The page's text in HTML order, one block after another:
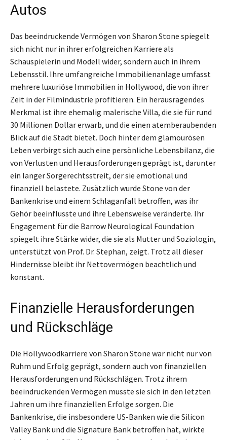
Autos
Das beeindruckende Vermögen von Sharon Stone spiegelt
sich nicht nur in ihrer erfolgreichen Karriere als
Schauspielerin und Modell wider, sondern auch in ihrem
Lebensstil. Ihre umfangreiche Immobilienanlage umfasst
mehrere luxuriöse Immobilien in Hollywood, die von ihrer
Zeit in der Filmindustrie profitieren. Ein herausragendes
Merkmal ist ihre ehemalig malerische Villa, die sie für rund
30 Millionen Dollar erwarb, und die einen atemberaubenden
Blick auf die Stadt bietet. Doch hinter dem glamourösen
Leben verbirgt sich auch eine persönliche Lebensbilanz, die
von Verlusten und Herausforderungen geprägt ist, darunter
ein langer Sorgerechtsstreit, der sie emotional und
finanziell belastete. Zusätzlich wurde Stone von der
Bankenkrise und einem Schlaganfall betroffen, was ihr
Gehör beeinflusste und ihre Lebensweise veränderte. Ihr
Engagement für die Barrow Neurological Foundation
spiegelt ihre Stärke wider, die sie als Mutter und Soziologin,
unterstützt von Prof. Dr. Stephan, zeigt. Trotz all dieser
Hindernisse bleibt ihr Nettovermögen beachtlich und
konstant.
Finanzielle Herausforderungen
und Rückschläge
Die Hollywoodkarriere von Sharon Stone war nicht nur von
Ruhm und Erfolg geprägt, sondern auch von finanziellen
Herausforderungen und Rückschlägen. Trotz ihrem
beeindruckenden Vermögen musste sie sich in den letzten
Jahren um ihre finanziellen Erfolge sorgen. Die
Bankenkrise, die insbesondere US-Banken wie die Silicon
Valley Bank und die Signature Bank betroffen hat, wirkte